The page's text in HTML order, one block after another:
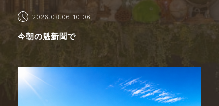
2026.08.06 10:06
今朝の魁新聞で